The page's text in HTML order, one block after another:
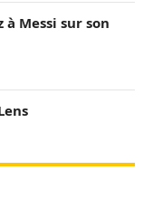
à Messi sur son